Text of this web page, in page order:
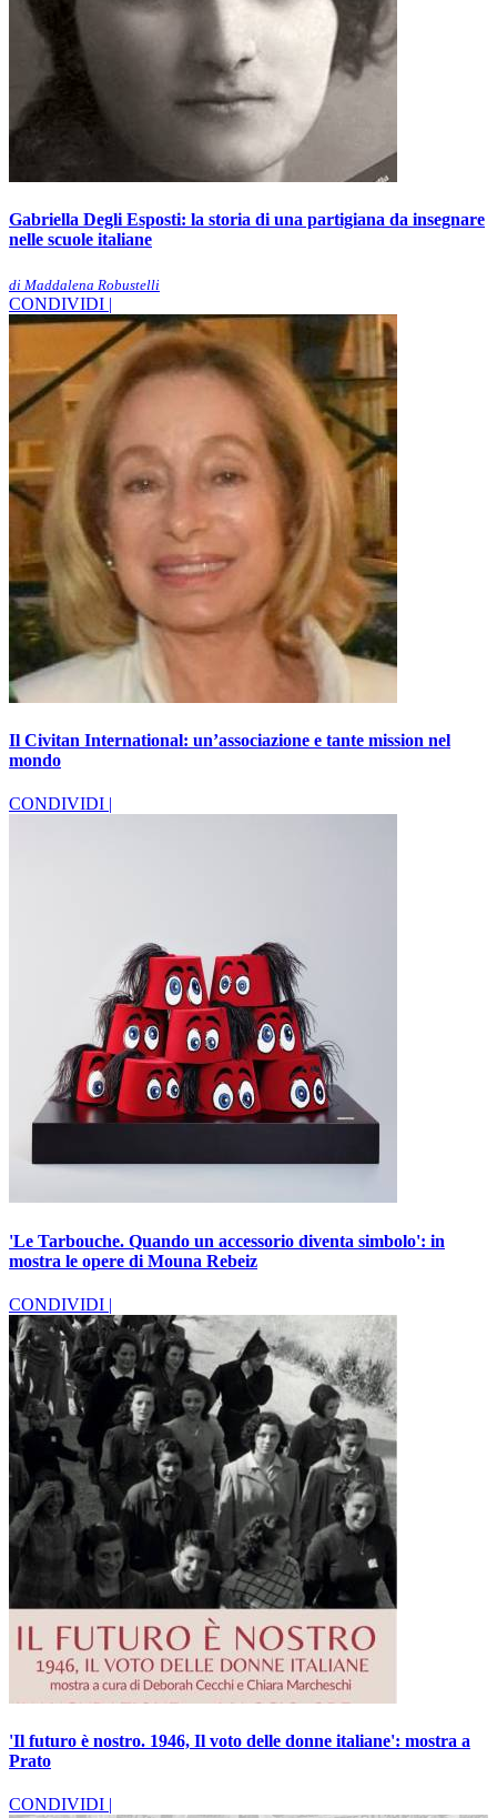
Gabriella Degli Esposti: la storia di una partigiana da insegnare
nelle scuole italiane
di Maddalena Robustelli
CONDIVIDI |
Il Civitan International: un’associazione e tante mission nel
mondo
CONDIVIDI |
'Le Tarbouche. Quando un accessorio diventa simbolo': in
mostra le opere di Mouna Rebeiz
CONDIVIDI |
'Il futuro è nostro. 1946, Il voto delle donne italiane': mostra a
Prato
CONDIVIDI |